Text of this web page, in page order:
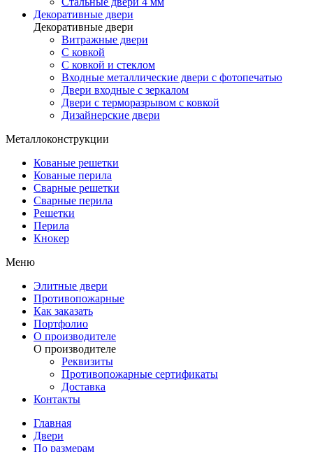
Декоративные двери
Декоративные двери
Витражные двери
С ковкой
С ковкой и стеклом
Входные металлические двери с фотопечатью
Двери входные с зеркалом
Двери с терморазрывом с ковкой
Дизайнерские двери
Металлоконструкции
Кованые решетки
Кованые перила
Сварные решетки
Сварные перила
Решетки
Перила
Кнокер
Меню
Элитные двери
Противопожарные
Как заказать
Портфолио
О производителе
О производителе
Реквизиты
Противопожарные сертификаты
Доставка
Контакты
Главная
Двери
По размерам